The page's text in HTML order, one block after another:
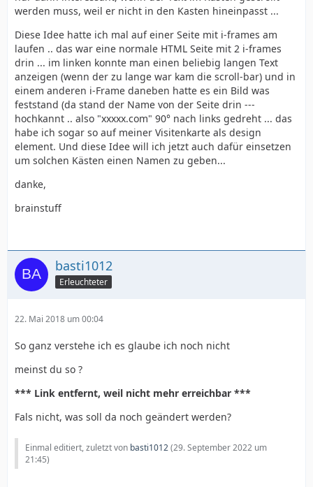
werden muss, weil er nicht in den Kasten hineinpasst ...
Diese Idee hatte ich mal auf einer Seite mit i-frames am
laufen .. das war eine normale HTML Seite mit 2 i-frames
drin ... im linken konnte man einen beliebig langen Text
anzeigen (wenn der zu lange war kam die scroll-bar) und in
einem anderen i-Frame daneben hatte es ein Bild was
feststand (da stand der Name von der Seite drin ---
hochkannt .. also "xxxxx.com" 90° nach links gedreht ... das
habe ich sogar so auf meiner Visitenkarte als design
element. Und diese Idee will ich jetzt auch dafür einsetzen
um solchen Kästen einen Namen zu geben...
danke,
brainstuff
basti1012
Erleuchteter
22. Mai 2018 um 00:04
So ganz verstehe ich es glaube ich noch nicht
meinst du so ?
*** Link entfernt, weil nicht mehr erreichbar ***
Fals nicht, was soll da noch geändert werden?
Einmal editiert, zuletzt von basti1012(29. September 2022 um
21:45)